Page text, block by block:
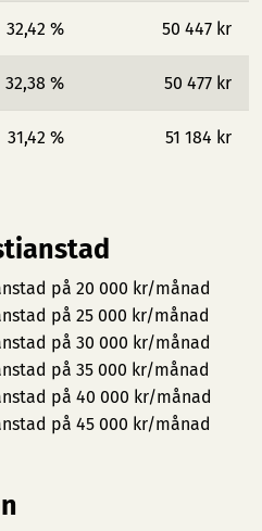
32,42 % 50 447 kr
32,38 % 50 477 kr
31,42 % 51 184 kr
på 20 000 kr/månad
på 25 000 kr/månad
på 30 000 kr/månad
på 35 000 kr/månad
på 40 000 kr/månad
på 45 000 kr/månad